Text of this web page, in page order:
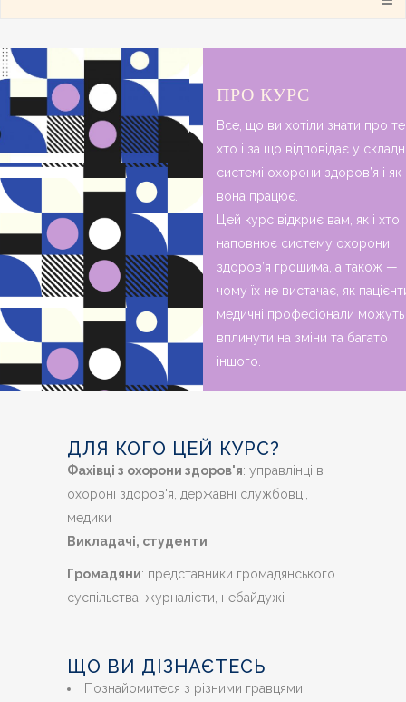
ПРО КУРС
Все, що ви хотіли знати про
хто і за що відповідає у
системі охорони здоров’я і як
вона працює.
Цей курс відкриє вам, як і хто
наповнює систему охорони
здоров’я грошима, а також —
чому їх не вистачає, як
медичні професіонали можуть
вплинути на зміни та багато
іншого.
ДЛЯ КОГО ЦЕЙ КУРС?
Фахівці з охорони здоров'я: управлінці в
охороні здоров'я, державні службовці,
медики
Викладачі, студенти
Громадяни: представники громадянського
суспільства, журналісти, небайдужі
ЩО ВИ ДІЗНАЄТЕСЬ
Познайомитеся з різними гравцями